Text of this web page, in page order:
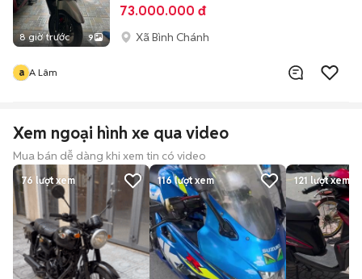
8 giờ trước 9
73.000.000 đ
Xã Bình Chánh
a A Lâm
Xem ngoại hình xe qua video
Mua bán dễ dàng khi xem tin có video
76 lượt xem 116lượt xem 121 lượt xem